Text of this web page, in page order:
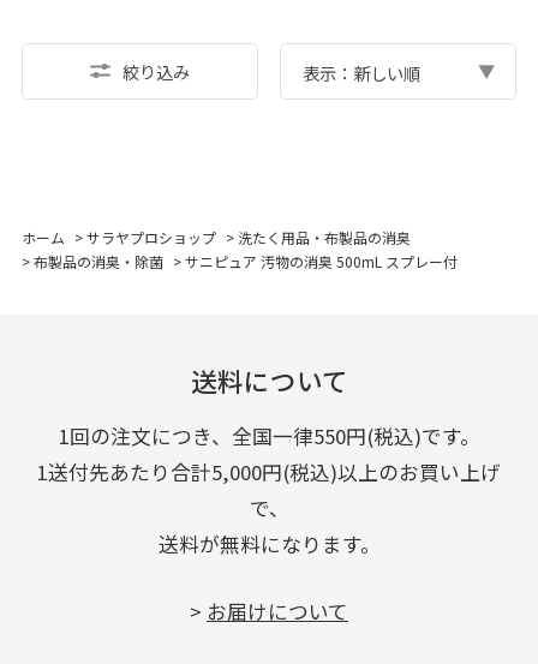
絞り込み 表示：新しい順
ホーム >サラヤプロショップ > 洗たく用品・布製品の消臭
>布製品の消臭・除菌 >サニピュア 汚物の消臭 500mL スプレー付
送料について
1回の注文につき、全国一律550円(税込)です。
1送付先あたり合計5,000円(税込)以上のお買い上げ
で、
送料が無料になります。
> お届けについて